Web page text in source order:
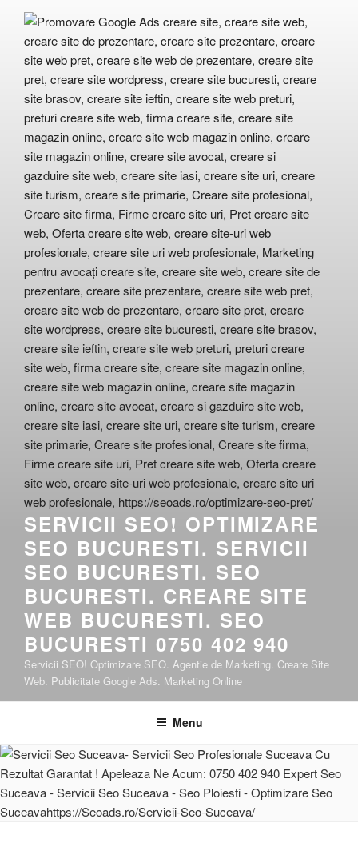
SERVICII SEO! OPTIMIZARE
SEO BUCURESTI. SERVICII
SEO BUCURESTI. SEO
BUCURESTI. CREARE SITE
WEB BUCURESTI. SEO
BUCURESTI 0750 402 940
Servicii SEO! Optimizare SEO. Agentie de Marketing. Creare Site
Web. Publicitate Google Ads. Marketing Online
Menu